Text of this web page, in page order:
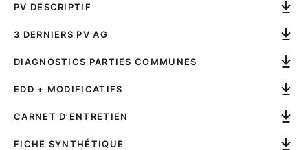
PV DESCRIPTIF
3 DERNIERS PV AG
DIAGNOSTICS PARTIES COMMUNES
EDD + MODIFICATIFS
CARNET D'ENTRETIEN
FICHE SYNTHÉTIQUE